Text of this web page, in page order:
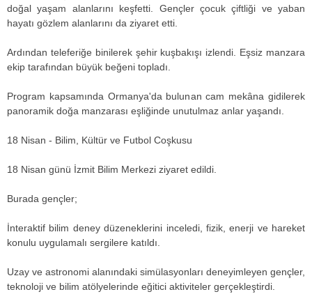
doğal yaşam alanlarını keşfetti. Gençler çocuk çiftliği ve yaban
hayatı gözlem alanlarını da ziyaret etti.
Ardından teleferiğe binilerek şehir kuşbakışı izlendi. Eşsiz manzara
ekip tarafından büyük beğeni topladı.
Program kapsamında Ormanya'da bulunan cam mekâna gidilerek
panoramik doğa manzarası eşliğinde unutulmaz anlar yaşandı.
18 Nisan - Bilim, Kültür ve Futbol Coşkusu
18 Nisan günü İzmit Bilim Merkezi ziyaret edildi.
Burada gençler;
İnteraktif bilim deney düzeneklerini inceledi, fizik, enerji ve hareket
konulu uygulamalı sergilere katıldı.
Uzay ve astronomi alanındaki simülasyonları deneyimleyen gençler,
teknoloji ve bilim atölyelerinde eğitici aktiviteler gerçekleştirdi.